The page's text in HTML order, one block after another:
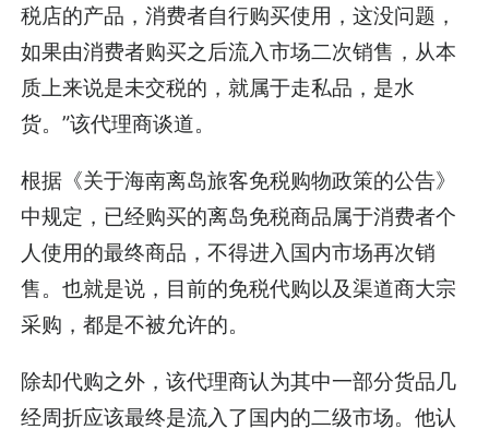
税店的产品，消费者自行购买使用，这没问题，
如果由消费者购买之后流入市场二次销售，从本
质上来说是未交税的，就属于走私品，是水
货。”该代理商谈道。
根据《关于海南离岛旅客免税购物政策的公告》
中规定，已经购买的离岛免税商品属于消费者个
人使用的最终商品，不得进入国内市场再次销
售。也就是说，目前的免税代购以及渠道商大宗
采购，都是不被允许的。
除却代购之外，该代理商认为其中一部分货品几
经周折应该最终是流入了国内的二级市场。他认